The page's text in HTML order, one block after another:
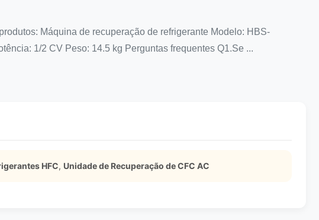
Máquina de recuperação de refrigerante Modelo: HBS-
1/2 CV Peso: 14.5 kg Perguntas frequentes Q1.Se ...
HFC, Unidade de Recuperação de CFC AC